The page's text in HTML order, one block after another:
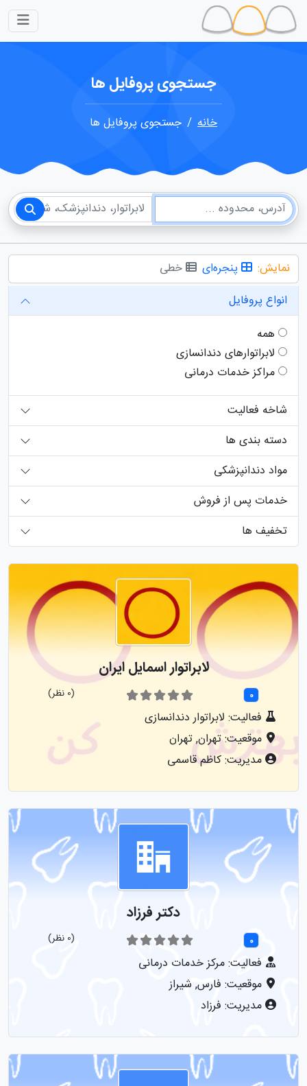
جستجوی پروفایل ها
خانه جستجوی پروفایل ها
نمایش: پنجره‌ای
خطی
انواع پروفایل
همه
لابراتوارهای دندانسازی
مراکز خدمات درمانی
شاخه فعالیت
دسته بندی ها
مواد دندانپزشکی
خدمات پس از فروش
تخفیف ها
لابراتوار اسمایل ایران
0 (0 نظر)
فعالیت: لابراتوار دندانسازی
موقعیت: تهران, تهران
مدیریت: کاظم قاسمی
نمایش
دکتر فرزاد
0 (0 نظر)
فعالیت: مرکز خدمات درمانی
موقعیت: فارس, شیراز
مدیریت: فرزاد